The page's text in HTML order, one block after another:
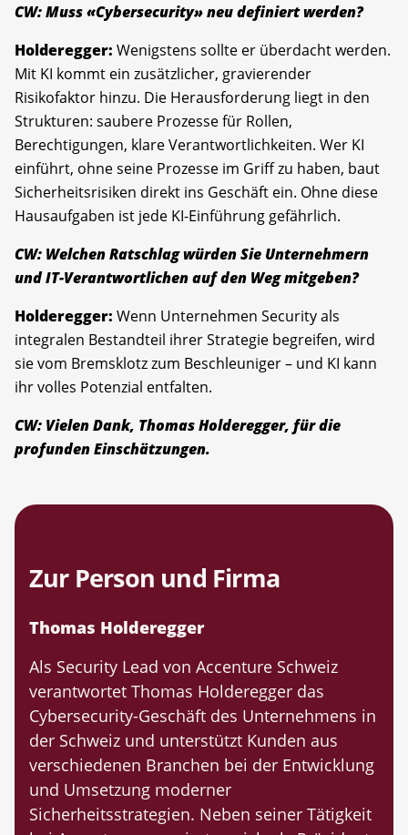
CW: Muss «Cybersecurity» neu definiert werden?
Holderegger: Wenigstens sollte er überdacht werden.
Mit KI kommt ein zusätzlicher, gravierender
Risikofaktor hinzu. Die Herausforderung liegt in den
Strukturen: saubere Prozesse für Rollen,
Berechtigungen, klare Verantwortlichkeiten. Wer KI
einführt, ohne seine Prozesse im Griff zu haben, baut
Sicherheitsrisiken direkt ins Geschäft ein. Ohne diese
Hausaufgaben ist jede KI-Einführung gefährlich.
CW: Welchen Ratschlag würden Sie Unternehmern
und IT-Verantwortlichen auf den Weg mitgeben?
Holderegger: Wenn Unternehmen Security als
integralen Bestandteil ihrer Strategie begreifen, wird
sie vom Bremsklotz zum Beschleuniger – und KI kann
ihr volles Potenzial entfalten.
CW: Vielen Dank, Thomas Holderegger, für die
profunden Einschätzungen.
Zur Person und Firma
Thomas Holderegger
Als Security Lead von Accenture Schweiz
verantwortet Thomas Holderegger das
Cybersecurity-Geschäft des Unternehmens in
der Schweiz und unterstützt Kunden aus
verschiedenen Branchen bei der Entwicklung
und Umsetzung moderner
Sicherheitsstrategien. Neben seiner Tätigkeit